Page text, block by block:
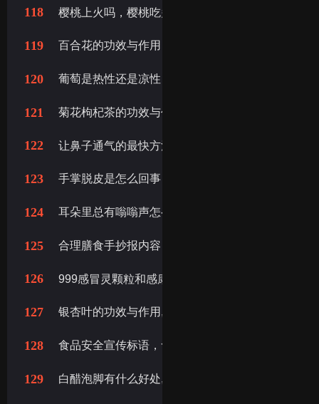
118 樱桃上火吗，樱桃吃多了会怎样?
119 百合花的功效与作用，百合花的功效
120 葡萄是热性还是凉性，葡萄是凉性还是热性
121 菊花枸杞茶的功效与作用，枸杞菊花茶的功效与作
122 让鼻子通气的最快方法，鼻子不通气怎么办速效办
123 手掌脱皮是怎么回事，手掌脱皮是什么原因
124 耳朵里总有嗡嗡声怎么解决，耳朵老嗡嗡响怎么办
125 合理膳食手抄报内容，合理膳食手抄报文字内容
126 999感冒灵颗粒和感康哪个药效更好，感康和999感
127 银杏叶的功效与作用,银杏叶泡水喝的功效,银杏叶的
128 食品安全宣传标语，食品安全标语大全
129 白醋泡脚有什么好处,白醋泡脚有哪些好处